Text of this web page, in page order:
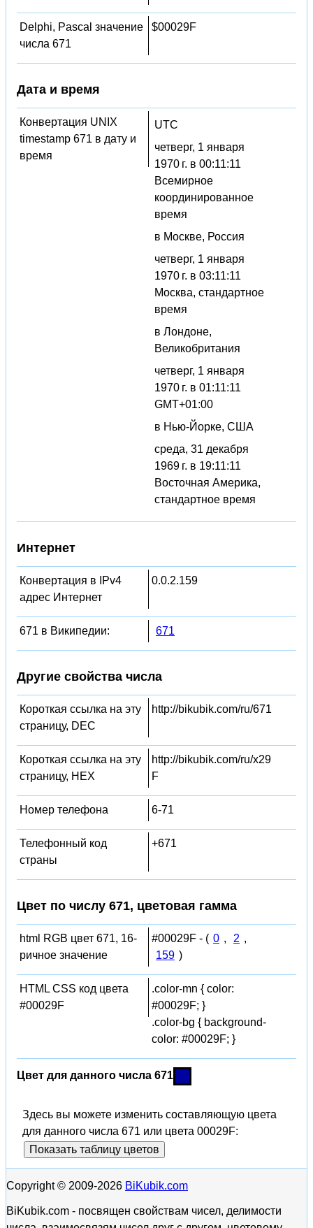
Delphi, Pascal значение
числа 671
$00029F
Дата и время
Конвертация UNIX
timestamp 671 в дату и
время
UTC
четверг, 1 января
1970 г. в 00:11:11
Всемирное
координированное
время
в Москве, Россия
четверг, 1 января
1970 г. в 03:11:11
Москва, стандартное
время
в Лондоне,
Великобритания
четверг, 1 января
1970 г. в 01:11:11
GMT+01:00
в Нью-Йорке, США
среда, 31 декабря
1969 г. в 19:11:11
Восточная Америка,
стандартное время
Интернет
Конвертация в IPv4
адрес Интернет
0.0.2.159
671 в Википедии: 671
Другие свойства числа
Короткая ссылка на эту
страницу, DEC
http://bikubik.com/ru/671
Короткая ссылка на эту
страницу, HEX
http://bikubik.com/ru/x29
F
Номер телефона 6-71
Телефонный код
страны
+671
Цвет по числу 671, цветовая гамма
html RGB цвет 671, 16-
ричное значение
#00029F - ( 0 , 2 ,
159 )
HTML CSS код цвета
#00029F
.color-mn { color:
#00029F; }
.color-bg { background-
color: #00029F; }
Цвет для данного числа 671
Здесь вы можете изменить составляющую цвета
для данного числа 671 или цвета 00029F:
Показать таблицу цветов
Copyright © 2009-2026 BiKubik.com
BiKubik.com - посвящен свойствам чисел, делимости